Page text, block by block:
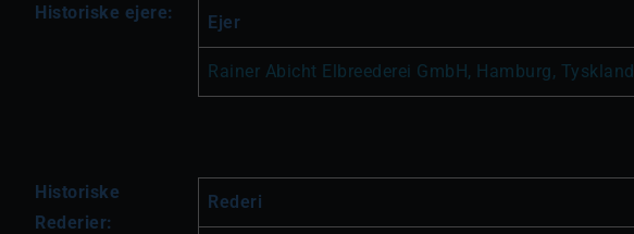
Historiske ejere: Ejer
Rainer Abicht Elbreederei GmbH, Hamburg, Tyskland
Historiske
Rederier:
Rederi